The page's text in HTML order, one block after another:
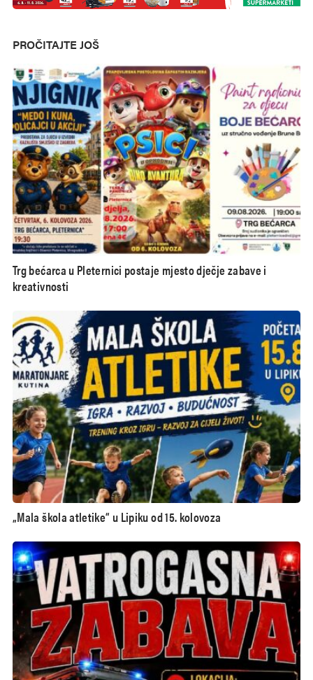
PROČITAJTE JOŠ
Trg bećarca u Pleternici postaje mjesto dječje zabave i
kreativnosti
„Mala škola atletike“ u Lipiku od 15. kolovoza